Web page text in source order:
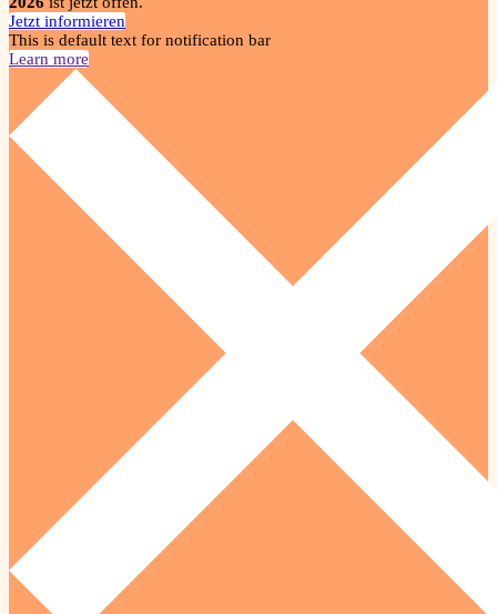
Jetzt informieren
This is default text for notification bar
Learn more